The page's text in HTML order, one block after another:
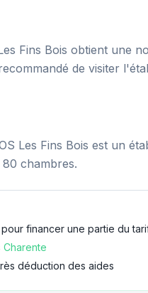
Fins Bois obtient une
de visiter
Les Fins Bois est un
80 chambres.
pour financer une partie du
Charente
déduction des aides